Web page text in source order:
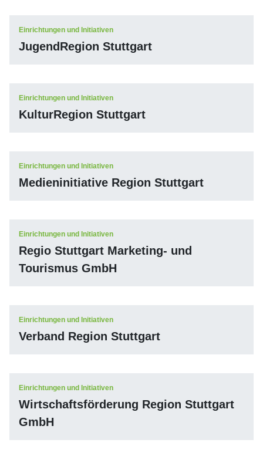
Einrichtungen und Initiativen
JugendRegion Stuttgart
Einrichtungen und Initiativen
KulturRegion Stuttgart
Einrichtungen und Initiativen
Medieninitiative Region Stuttgart
Einrichtungen und Initiativen
Regio Stuttgart Marketing- und
Tourismus GmbH
Einrichtungen und Initiativen
Verband Region Stuttgart
Einrichtungen und Initiativen
Wirtschaftsförderung Region Stuttgart
GmbH